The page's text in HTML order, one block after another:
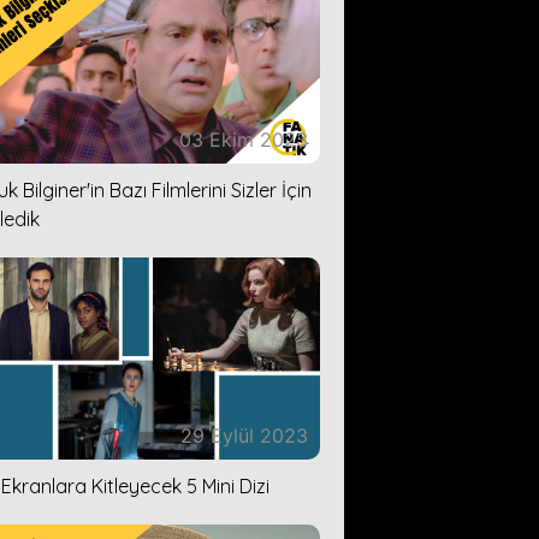
03 Ekim 2023
Bilginer'in Bazı Filmlerini Sizler İçin
29 Eylül 2023
Kitleyecek 5 Mini Dizi